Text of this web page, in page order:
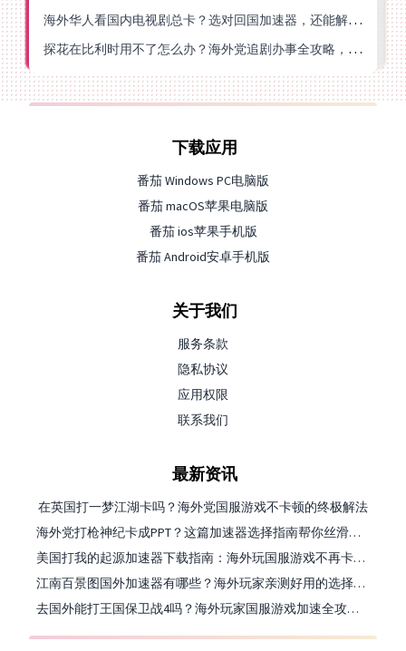
海外华人看国内电视剧总卡？选对回国加速器，还能解决菲律宾打不开反诈中心的问题
探花在比利时用不了怎么办？海外党追剧办事全攻略，选对加速器就够了
下载应用
番茄 Windows PC电脑版
番茄 macOS苹果电脑版
番茄 ios苹果手机版
番茄 Android安卓手机版
关于我们
服务条款
隐私协议
应用权限
联系我们
最新资讯
在英国打一梦江湖卡吗？海外党国服游戏不卡顿的终极解法
海外党打枪神纪卡成PPT？这篇加速器选择指南帮你丝滑上分
美国打我的起源加速器下载指南：海外玩国服游戏不再卡的终极方案
江南百景图国外加速器有哪些？海外玩家亲测好用的选择与避坑指南
去国外能打王国保卫战4吗？海外玩家国服游戏加速全攻略（附公主连结幻想江湖实测）